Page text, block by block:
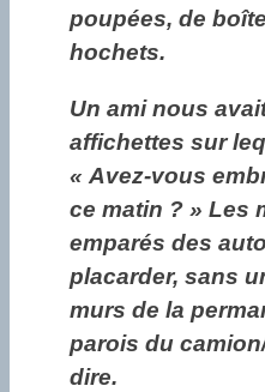
poupées, de
hochets.
Un ami nous
affichettes sur
« Avez-vous
ce matin ? » Les
emparés des
placarder, sans
murs de la
parois du
dire.